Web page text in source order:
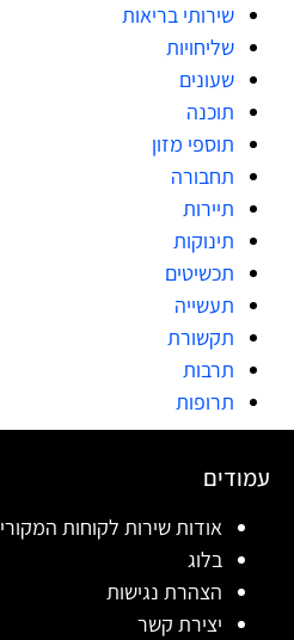
שירותי בריאות
שליחויות
שעונים
תוכנה
תוספי מזון
תחבורה
תיירות
תינוקות
תכשיטים
תעשייה
תקשורת
תרבות
תרופות
עמודים
אודות שירות לקוחות המקורי
בלוג
הצהרת נגישות
יצירת קשר